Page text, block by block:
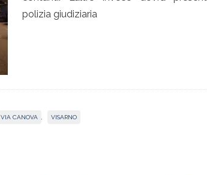
polizia giudiziaria
VIA CANOVA VISARNO